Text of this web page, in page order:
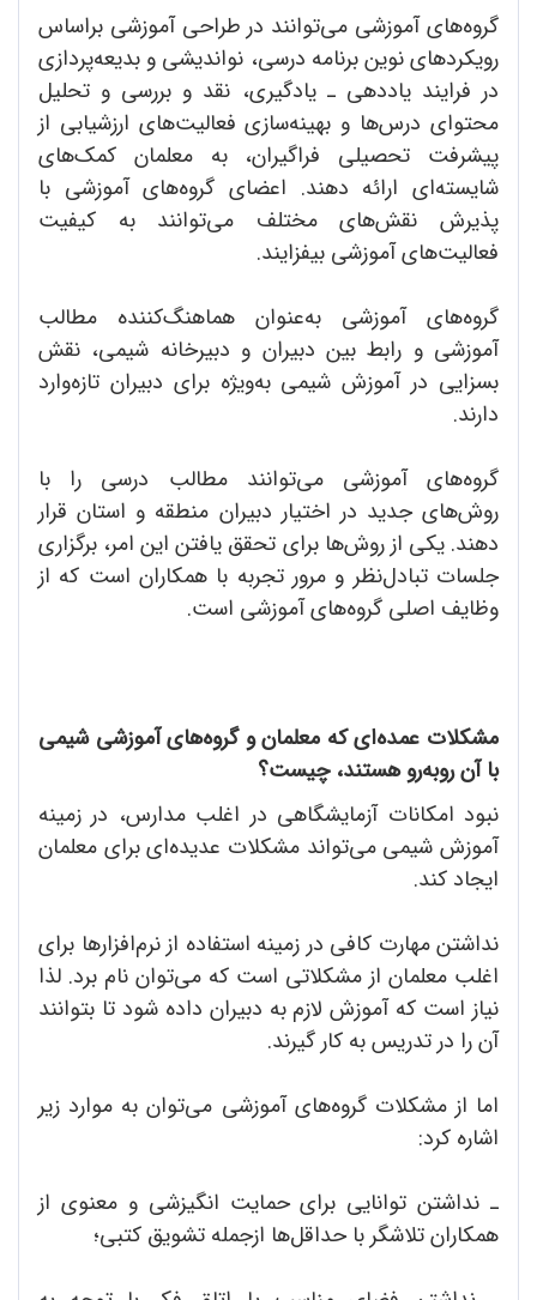
گروه‌های آموزشی می‌توانند در طراحی آموزشی براساس
رویکردهای نوین برنامه درسی، نواندیشی و بدیعه‌پردازی
در فرایند یاددهی ـ یادگیری، نقد و بررسی و تحلیل
محتوای درس‌ها و بهینه‌سازی فعالیت‌های ارزشیابی از
پیشرفت تحصیلی فراگیران، به معلمان کمک‌های
شایسته‌ای ارائه دهند. اعضای گروه‌های آموزشی با
پذیرش نقش‌های مختلف می‌توانند به کیفیت
فعالیت‌های آموزشی بیفزایند.
گروه‌های آموزشی به‌عنوان هماهنگ‌کننده مطالب
آموزشی و رابط بین دبیران و دبیرخانه شیمی، نقش
بسزایی در آموزش شیمی به‌ویژه برای دبیران تازه‌وارد
دارند.
گروه‌های آموزشی می‌توانند مطالب درسی را با
روش‌های جدید در اختیار دبیران منطقه و استان قرار
دهند. یکی از روش‌ها برای تحقق یافتن این امر، برگزاری
جلسات تبادل‌نظر و مرور تجربه با همکاران است که از
وظایف اصلی گروه‌های آموزشی است.
مشکلات عمده‌ای که معلمان و گروه‌های آموزشی شیمی
با آن روبه‌رو هستند، چیست؟
نبود امکانات آزمایشگاهی در اغلب مدارس، در زمینه
آموزش شیمی می‌تواند مشکلات عدیده‌ای برای معلمان
ایجاد کند.
نداشتن مهارت کافی در زمینه استفاده از نرم‌افزارها برای
اغلب معلمان از مشکلاتی است که می‌توان نام برد. لذا
نیاز است که آموزش لازم به دبیران داده شود تا بتوانند
آن را در تدریس به کار گیرند.
اما از مشکلات گروه‌های آموزشی می‌توان به موارد زیر
اشاره کرد:
ـ نداشتن توانایی برای حمایت انگیزشی و معنوی از
همکاران تلاشگر با حداقل‌ها ازجمله تشویق کتبی؛